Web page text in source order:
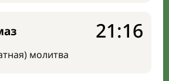
молитва
21:16